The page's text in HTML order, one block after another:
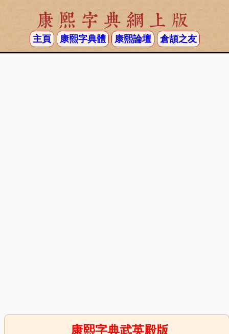
康熙字典網上版
主頁 康熙字典體 康熙論壇 倉頡之友
康熙字典武英殿版